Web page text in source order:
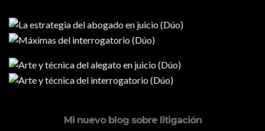
Mi nuevo blog sobre litigación